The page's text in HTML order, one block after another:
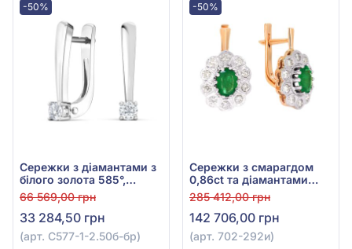
-50%
Сережки з діамантами з
білого золота 585°,
Діамант 0,11ct, арт. С577-
1-2.50б-бр
66 569,00 грн
33 284,50 грн
(арт. С577-1-2.50б-бр)
-50%
Сережки з смарагдом
0,86ct та діамантами
0,42ct із червоно-білого
золота 585°, арт. 702-
292и
285 412,00 грн
142 706,00 грн
(арт. 702-292и)